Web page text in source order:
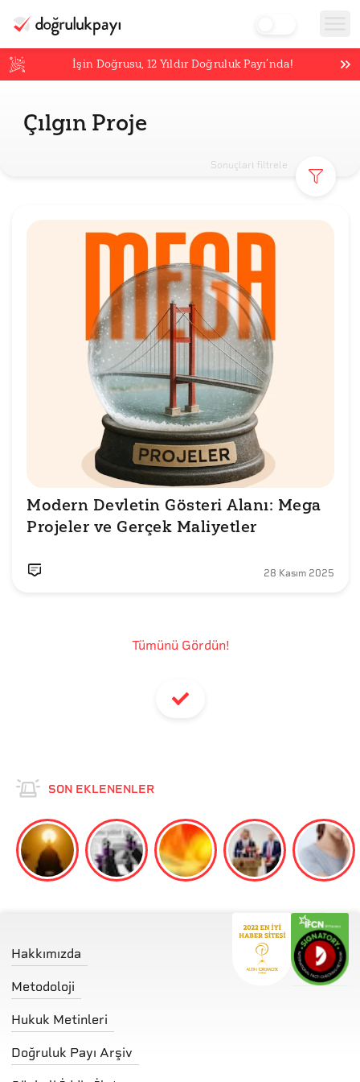
İşin Doğrusu,12 Yıldır Doğruluk Payı’nda!
Çılgın Proje
Sonuçları filtrele
Modern Devletin Gösteri Alanı: Mega
Projeler ve Gerçek Maliyetler
28 Kasım 2025
Tümünü Gördün!
SON EKLENENLER
Hakkımızda
Metodoloji
Hukuk Metinleri
Doğruluk Payı Arşiv